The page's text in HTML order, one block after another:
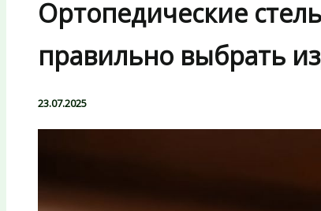
Ортопедические
правильно выбрать
23.07.2025